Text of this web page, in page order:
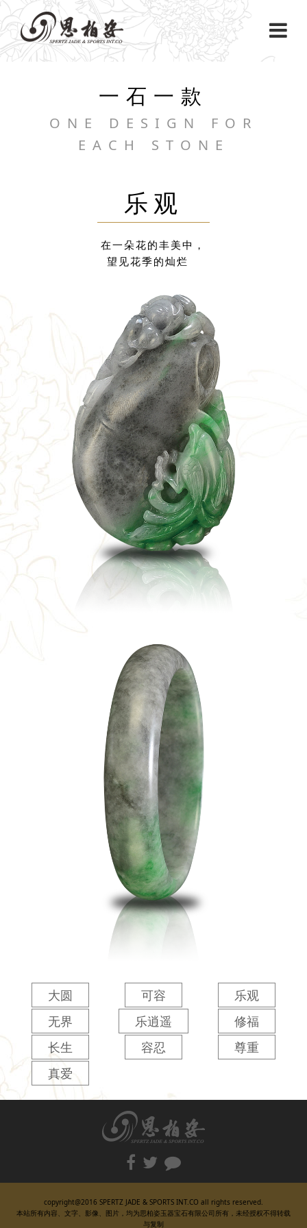
一石一款
ONE DESIGN FOR
EACH STONE
乐观
在一朵花的丰美中，
望见花季的灿烂
大圆 可容
乐观
无界
乐逍遥
修福
长生
容忍
尊重
真爱
copyright@2016 SPERTZ JADE & SPORTS INT.CO all rights reserved.
本站所有内容、文字、影像、图片，均为思柏姿玉器宝石有限公司所有，未经授权不得转载
与复制